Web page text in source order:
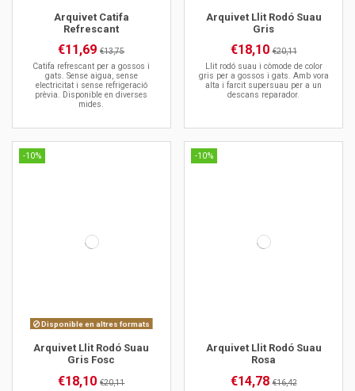
Arquivet Catifa
Refrescant
€11,69€13,75
Catifa refrescant per a gossos i
gats. Sense aigua, sense
electricitat i sense refrigeració
prèvia. Disponible en diverses
mides.
Arquivet Llit Rodó Suau
Gris
€18,10€20,11
Llit rodó suau i còmode de color
gris per a gossos i gats. Amb vora
alta i farcit supersuau per a un
descans reparador.
-10%
Disponible en altres formats
Arquivet Llit Rodó Suau
Gris Fosc
€18,10€20,11
-10%
Arquivet Llit Rodó Suau
Rosa
€14,78€16,42